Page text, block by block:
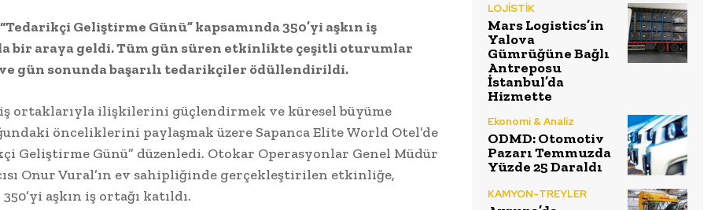
Geliştirme Günü” kapsamında 350’yi aşkın iş
bir araya geldi. Tüm gün süren etkinlikte çeşitli oturumlar
ve gün sonunda başarılı tedarikçiler ödüllendirildi.
ortaklarıyla ilişkilerini güçlendirmek ve küresel büyüme
önceliklerini paylaşmak üzere Sapanca Elite World Otel’de
Geliştirme Günü” düzenledi. Otokar Operasyonlar Genel Müdür
Onur Vural’ın ev sahipliğinde gerçekleştirilen etkinliğe,
aşkın iş ortağı katıldı.
LOJİSTİK
Mars Logistics’in
Yalova
Gümrüğüne Bağlı
Antreposu
İstanbul’da
Hizmette
Ekonomi & Analiz
ODMD: Otomotiv
Pazarı Temmuzda
Yüzde 25 Daraldı
KAMYON-TREYLER